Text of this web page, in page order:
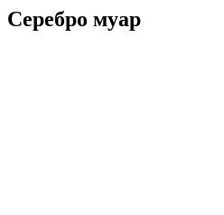
Серебро муар